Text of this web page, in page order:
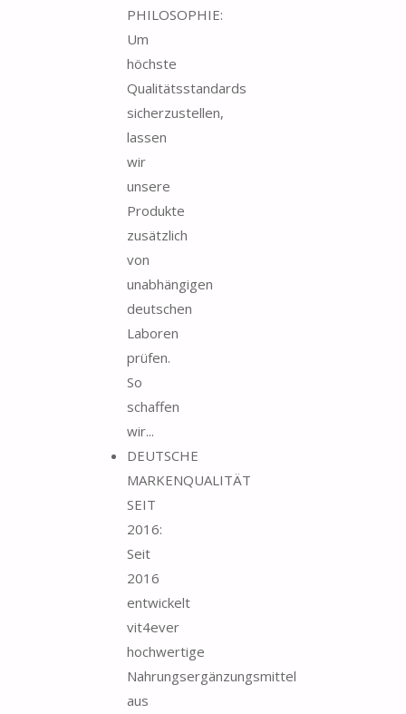
PHILOSOPHIE:
Um
höchste
Qualitätsstandards
sicherzustellen,
lassen
wir
unsere
Produkte
zusätzlich
von
unabhängigen
deutschen
Laboren
prüfen.
So
schaffen
wir...
DEUTSCHE
MARKENQUALITÄT
SEIT
2016:
Seit
2016
entwickelt
vit4ever
hochwertige
Nahrungsergänzungsmittel
aus